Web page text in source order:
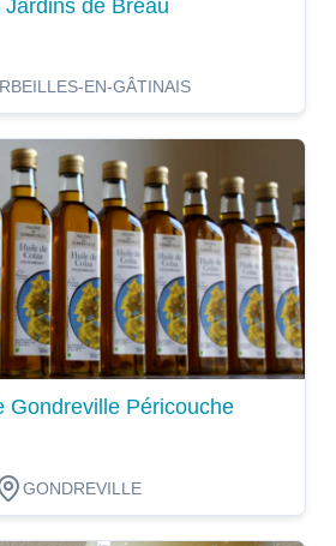
Jardins de Bréau
EN-GÂTINAIS
Gondreville Péricouche
GONDREVILLE